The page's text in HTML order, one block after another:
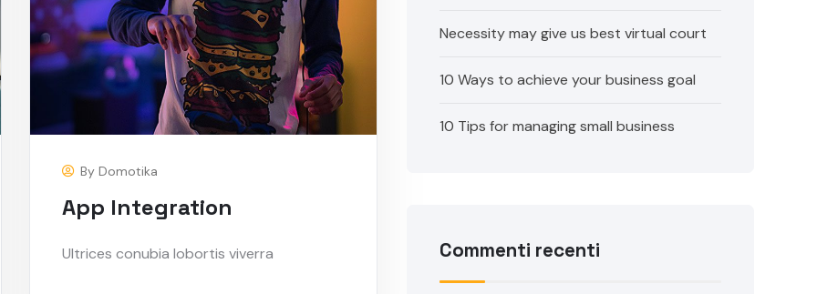
ByDomotika
App Integration
Ultrices conubia lobortis viverra
Necessity may give us best virtual court
10 Ways to achieve your business goal
10 Tips for managing small business
Commenti recenti